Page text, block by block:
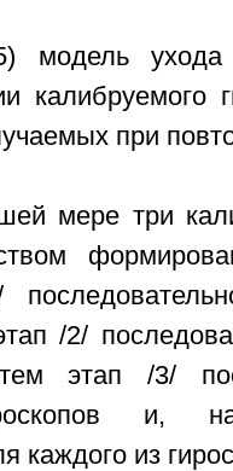
модель ухода
калибруемого
при
мере три
/2/
этап /3/
и,
каждого из